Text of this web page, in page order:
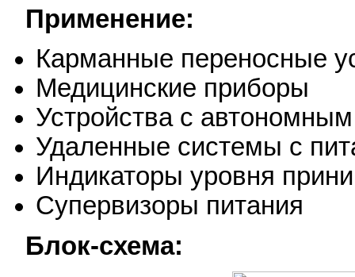
Применение:
Карманные переносные
Медицинские приборы
Устройства с
Удаленные системы с
Индикаторы уровня
Супервизоры питания
Блок-схема: